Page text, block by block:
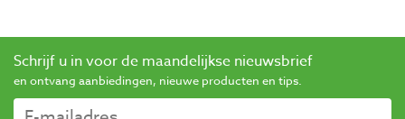
Schrijf u in voor de maandelijkse nieuwsbrief
en ontvang aanbiedingen, nieuwe producten en tips.